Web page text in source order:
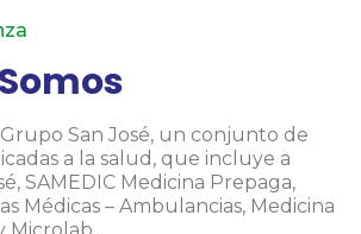
San José, un conjunto de
a la salud, que incluye a
SAMEDIC Medicina Prepaga,
Médicas – Ambulancias, Medicina
Microlab.